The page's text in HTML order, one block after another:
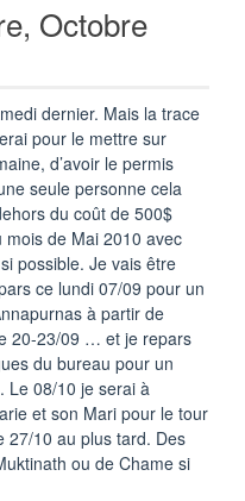
Octobre
dernier. Mais la trace
pour le mettre sur
d’avoir le permis
seule personne cela
du coût de 500$
mois de Mai 2010 avec
possible. Je vais être
ce lundi 07/09 pour un
à partir de
20-23/09 … et je repars
du bureau pour un
Le 08/10 je serai à
et son Mari pour le tour
27/10 au plus tard. Des
ou de Chame si